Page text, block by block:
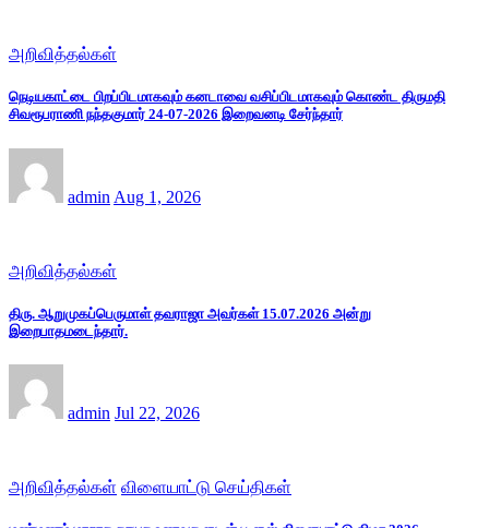
அறிவித்தல்கள்
நெடியகாட்டை பிறப்பிடமாகவும் கனடாவை வசிப்பிடமாகவும் கொண்ட திருமதி
சிவரூபராணி நந்தகுமார் 24-07-2026 இறைவனடி சேர்ந்தார்
admin Aug 1, 2026
அறிவித்தல்கள்
திரு. ஆறுமுகப்பெருமாள் தவராஜா அவர்கள் 15.07.2026 அன்று
இறைபாதமடைந்தார்.
admin Jul 22, 2026
அறிவித்தல்கள் விளையாட்டு செய்திகள்